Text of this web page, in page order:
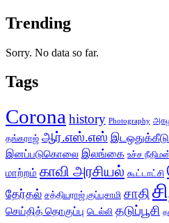
Trending
Sorry. No data so far.
Tags
Corona history Photography
தங்கராஜ் ஆர்.எஸ்.எஸ் இடஒதுக்கீடு
இனப்படுகொலை இலங்கை உச்ச
மாற்றம் காவி அரசியல் கூட்டாட்சி
தேர்தல் சத்தியராஜ் குப்புசாமி சாதி
செய்தித் தொகுப்பு டெல்லி தடுப்பூசி